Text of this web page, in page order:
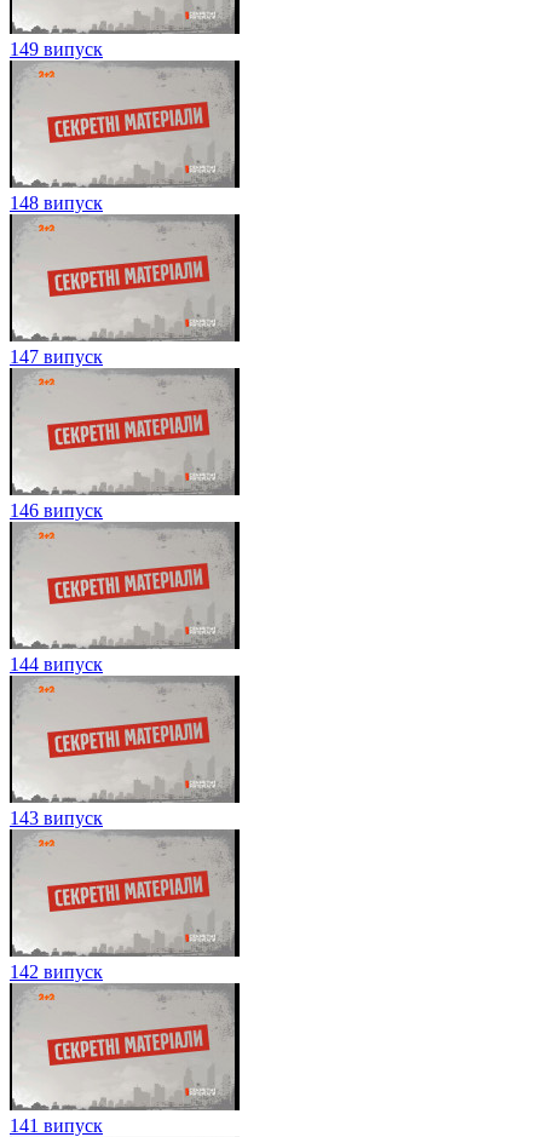
149 випуск
148 випуск
147 випуск
146 випуск
144 випуск
143 випуск
142 випуск
141 випуск